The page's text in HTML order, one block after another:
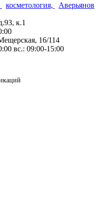
косметология,
Аверьянов
к.1
16/114
вс.: 09:00-15:00